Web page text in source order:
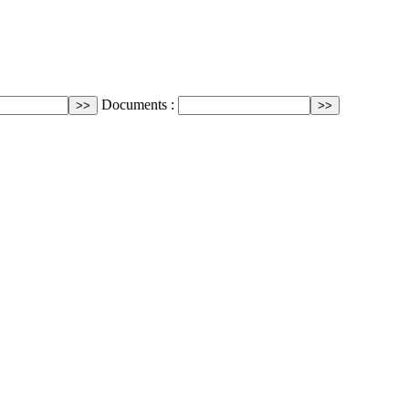
Documents :